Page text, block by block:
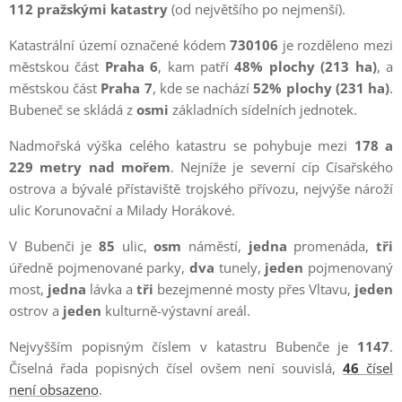
112 pražskými katastry (od největšího po nejmenší).
Katastrální území označené kódem730106 je rozděleno mezi
městskou část Praha 6, kam patří48% plochy (213 ha), a
městskou část Praha 7, kde se nachází52% plochy (231 ha).
Bubeneč se skládá z osmi základních sídelních jednotek.
Nadmořská výška celého katastru se pohybuje mezi 178 a
229 metry nad mořem. Nejníže je severní cíp Císařského
ostrova a bývalé přístaviště trojského přívozu, nejvýše nároží
ulic Korunovační a Milady Horákové.
V Bubenči je 85 ulic,osm náměstí, jedna promenáda,tři
úředně pojmenované parky, dva tunely, jeden pojmenovaný
most, jedna lávka a tři bezejmenné mosty přes Vltavu, jeden
ostrov a jeden kulturně-výstavní areál.
Nejvyšším popisným číslem v katastru Bubenče je 1147.
Číselná řada popisných čísel ovšem není souvislá,46 čísel
není obsazeno.